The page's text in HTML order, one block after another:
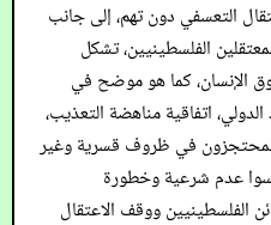
التعسفي دون تهم، إلى جانب
الفلسطينيين، تشكل
الإنسان، كما هو موضح في
الدولي، اتفاقية مناهضة التعذيب،
المحتجزون في ظروف قسرية وغير
عدم شرعية وخطورة
الفلسطينيين ووقف الاعتقال